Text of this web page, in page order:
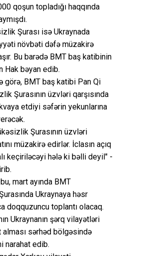
qoşun topladığı haqqında
Şurası isə Ukraynada
növbəti dəfə müzakirə
Bu barədə BMT baş katibinin
Hak bəyan edib.
görə, BMT baş katibi Pan Qi
Şurasının üzvləri qarşısında
etdiyi səfərin yekunlarına
Şurasının üzvləri
müzakirə edirlər. İclasın açıq
keçiriləcəyi hələ ki bəlli deyil" -
mart ayında BMT
Ukraynaya həsr
doqquzuncu toplantı olacaq.
Ukraynanın şərq vilayətləri
sərhəd bölgəsində
narahat edib.